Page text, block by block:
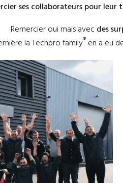
ses collaborateurs pour
Remercier oui mais avec des
la Techpro family®en a eu